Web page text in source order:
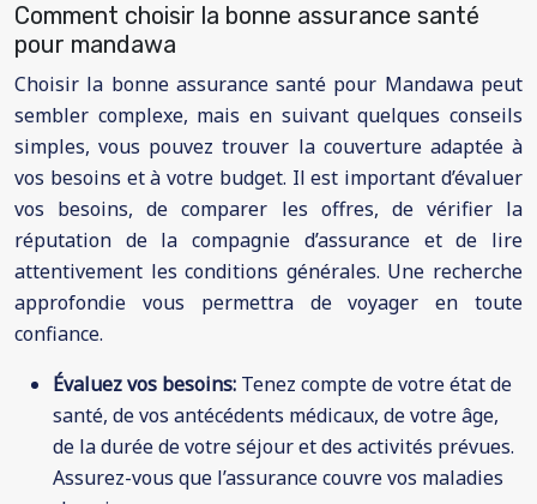
Comment choisir la bonne assurance santé
pour mandawa
Choisir la bonne assurance santé pour Mandawa peut
sembler complexe, mais en suivant quelques conseils
simples, vous pouvez trouver la couverture adaptée à
vos besoins et à votre budget. Il est important d’évaluer
vos besoins, de comparer les offres, de vérifier la
réputation de la compagnie d’assurance et de lire
attentivement les conditions générales. Une recherche
approfondie vous permettra de voyager en toute
confiance.
Évaluez vos besoins: Tenez compte de votre état de
santé, de vos antécédents médicaux, de votre âge,
de la durée de votre séjour et des activités prévues.
Assurez-vous que l’assurance couvre vos maladies